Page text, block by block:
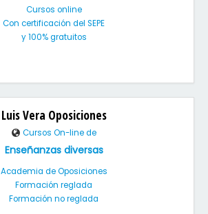
Cursos online
Con certificación del SEPE
y 100% gratuitos
Luis Vera Oposiciones
Cursos On-line de
Enseñanzas diversas
Academia de Oposiciones
Formación reglada
Formación no reglada